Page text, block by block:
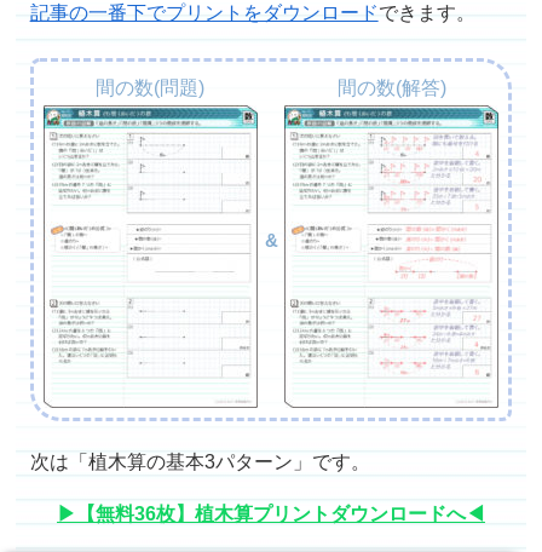
記事の一番下でプリントをダウンロードできます。
間の数(問題)
&
間の数(解答)
次は「植木算の基本3パターン」です。
▶【無料36枚】植木算プリントダウンロードへ◀